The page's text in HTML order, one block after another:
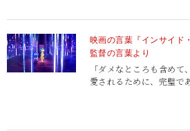
映画の言葉『インサイド
監督の言葉より
「ダメなところも含め
愛されるために、完璧で